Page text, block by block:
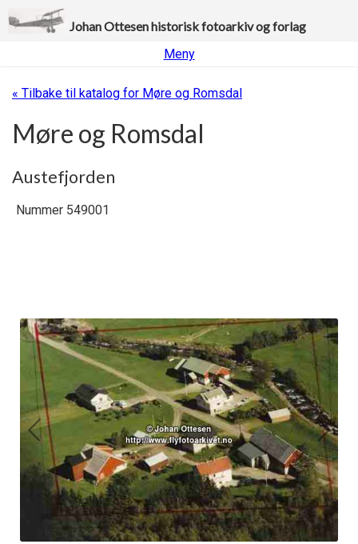
Johan Ottesen historisk fotoarkiv og forlag
Meny
« Tilbake til katalog for Møre og Romsdal
Møre og Romsdal
Austefjorden
Nummer 549001